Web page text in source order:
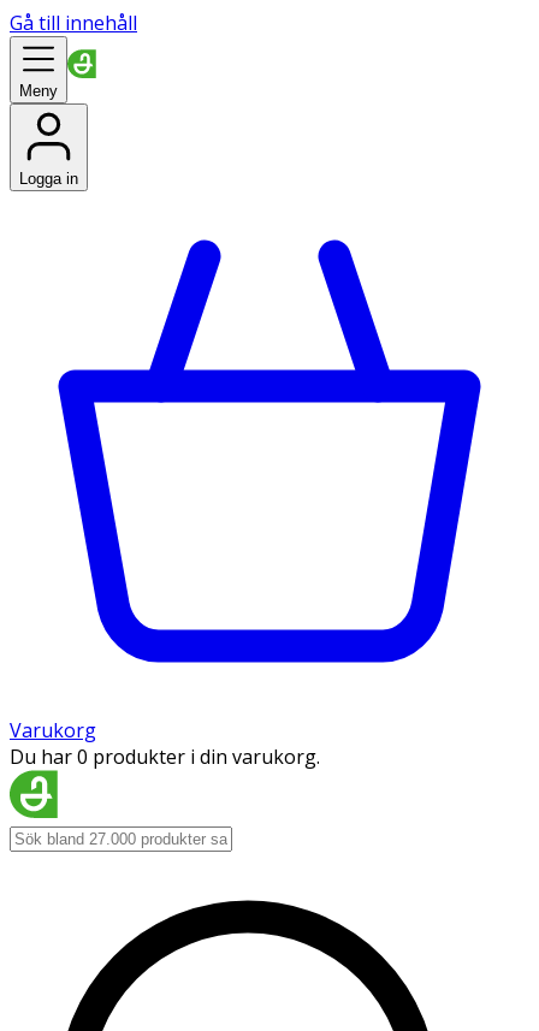
Gå till innehåll
Meny
Logga in
Varukorg
Du har 0 produkter i din varukorg.